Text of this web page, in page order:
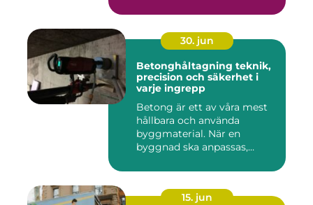
30. jun
Betonghåltagning teknik,
precision och säkerhet i
varje ingrepp
Betong är ett av våra mest
hållbara och använda
byggmaterial. När en
byggnad ska anpassas,
15. jun